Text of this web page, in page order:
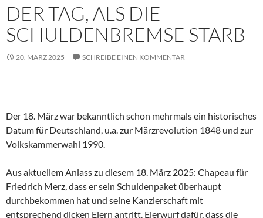
DER TAG, ALS DIE
SCHULDENBREMSE STARB
20. MÄRZ 2025 SCHREIBE EINEN KOMMENTAR
Der 18. März war bekanntlich schon mehrmals ein historisches
Datum für Deutschland, u.a. zur Märzrevolution 1848 und zur
Volkskammerwahl 1990.
Aus aktuellem Anlass zu diesem 18. März 2025: Chapeau für
Friedrich Merz, dass er sein Schuldenpaket überhaupt
durchbekommen hat und seine Kanzlerschaft mit
entsprechend dicken Eiern antritt. Eierwurf dafür, dass die